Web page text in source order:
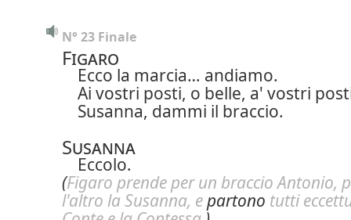
N° 23 Finale
Figaro
Ecco la marcia… andiamo.
Ai vostri posti, o belle, a' vostri
Susanna, dammi il braccio.
Susanna
Eccolo.
(Figaro prende per un braccio Antonio,
l'altro la Susanna, epartono tutti